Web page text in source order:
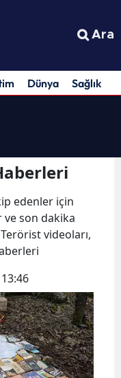
Ara
Dünya Sağlık
edenler için
ve son dakika
videoları,